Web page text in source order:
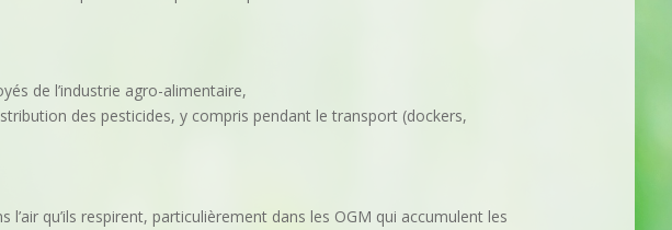
de l’industrie agro-alimentaire,
des pesticides, y compris pendant le transport (dockers,
qu’ils respirent, particulièrement dans les OGM qui accumulent les